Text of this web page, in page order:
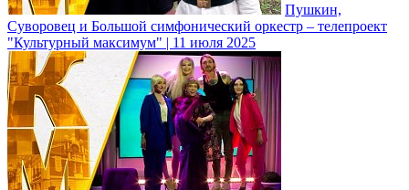
Пушкин,
Суворовец и Большой симфонический оркестр – телепроект
"Культурный максимум" | 11 июля 2025